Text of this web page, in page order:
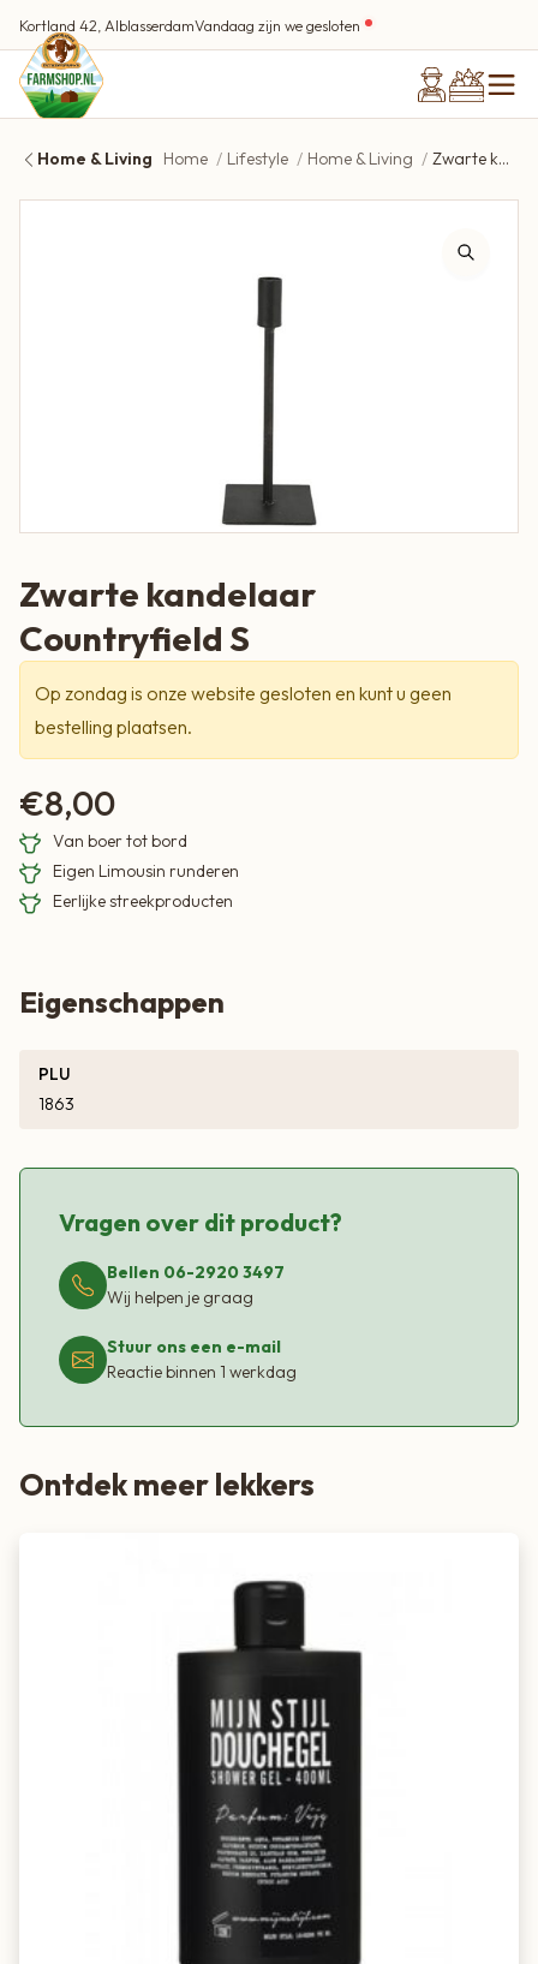
Kortland 42, AlblasserdamVandaag zijn we gesloten
Home & Living Home Lifestyle Home & Living Zwarte kandelaar Countryfield S
Zwarte kandelaar
Countryfield S
Op zondag is onze website gesloten en kunt u geen
bestelling plaatsen.
€8,00
Van boer tot bord
Eigen Limousin runderen
Eerlijke streekproducten
Eigenschappen
PLU
1863
Vragen over dit product?
Bellen 06-2920 3497
Wij helpen je graag
Stuur ons een e-mail
Reactie binnen 1 werkdag
Ontdek meer lekkers